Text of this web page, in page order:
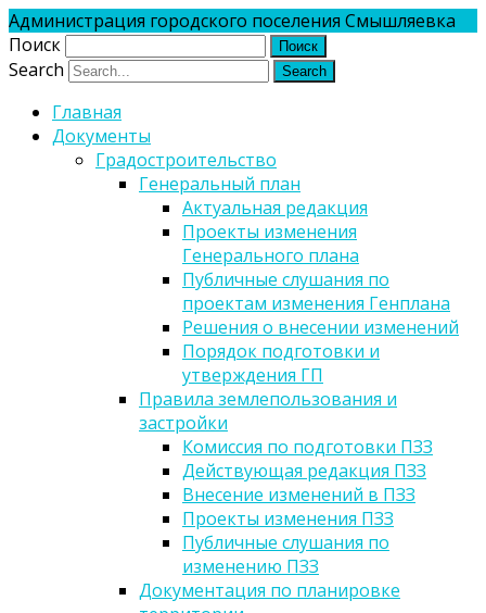
Администрация городского поселения Смышляевка
Поиск
Search
Главная
Документы
Градостроительство
Генеральный план
Актуальная редакция
Проекты изменения
Генерального плана
Публичные слушания по
проектам изменения Генплана
Решения о внесении изменений
Порядок подготовки и
утверждения ГП
Правила землепользования и
застройки
Комиссия по подготовки ПЗЗ
Действующая редакция ПЗЗ
Внесение изменений в ПЗЗ
Проекты изменения ПЗЗ
Публичные слушания по
изменению ПЗЗ
Документация по планировке